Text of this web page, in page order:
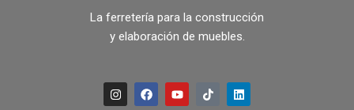
La ferretería para la construcción
y elaboración de muebles.
I
n
F
a
Y
o
T
i
L
i